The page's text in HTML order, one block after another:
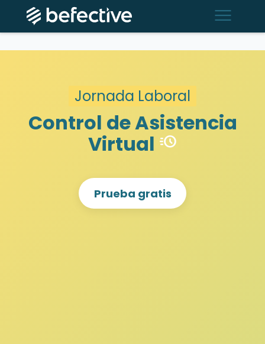
menu
Jornada Laboral
Control de Asistencia
Virtual acute
Prueba gratis